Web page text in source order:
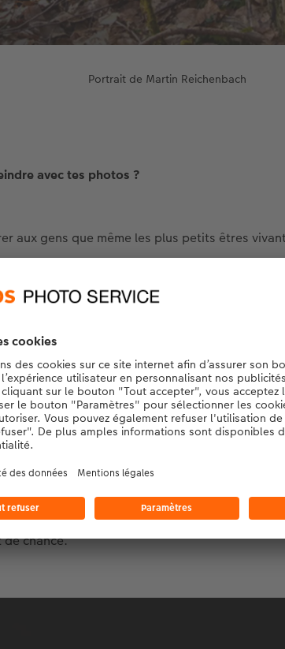
Portrait de Martin Reichenbach
avec tes photos ?
aux gens que même les plus petits êtres
plupart du temps, on ne les remarque pas.
en partie bien cachés dans le bois mort. Je
et colorée, et que le règne animal y
moment photographique ?
photographier une salamandre tachetée. Il y a
près de chez moi. C’est un animal que je vois
une. Quand j’ai enfin réussi, ce fut vraiment
de chance.